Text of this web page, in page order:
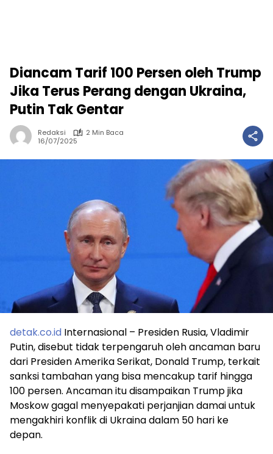
Diancam Tarif 100 Persen oleh Trump
Jika Terus Perang dengan Ukraina,
Putin Tak Gentar
Redaksi
2 Min Baca
16/07/2025
detak.co.id Internasional – Presiden Rusia, Vladimir
Putin, disebut tidak terpengaruh oleh ancaman baru
dari Presiden Amerika Serikat, Donald Trump, terkait
sanksi tambahan yang bisa mencakup tarif hingga
100 persen. Ancaman itu disampaikan Trump jika
Moskow gagal menyepakati perjanjian damai untuk
mengakhiri konflik di Ukraina dalam 50 hari ke
depan.